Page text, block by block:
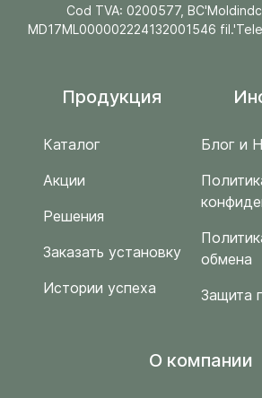
Cod TVA: 0200577,
MD17ML000002224132001546
Продукция
Каталог
Акции
Решения
Заказать установку
Истории успеха
Блог и
обмена
Защита
O компании